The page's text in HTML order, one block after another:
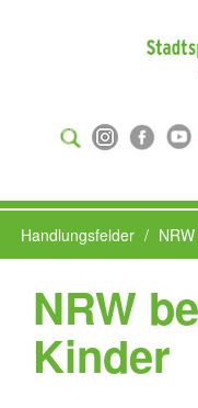
Suchen
Handlungsfelder
NRW
Kinder